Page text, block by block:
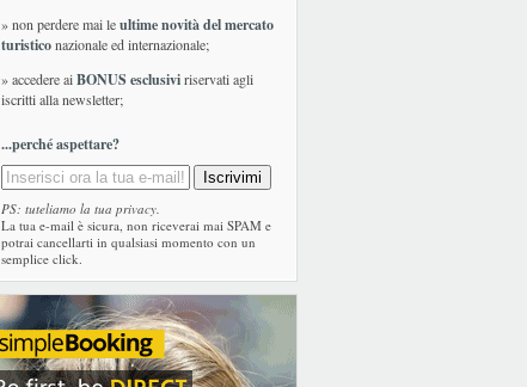
» non perdere mai leultime novità del mercato
turisticonazionale ed internazionale;
» accedere aiBONUS esclusiviriservati agli
iscritti alla newsletter;
...perché aspettare?
PS: tuteliamo la tua privacy.
La tua e-mail è sicura, non riceverai mai SPAM e
potrai cancellarti in qualsiasi momento con un
semplice click.